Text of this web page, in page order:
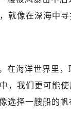
就像在深海中寻
在海洋世界里
，我们更可能
选择一艘船的帆